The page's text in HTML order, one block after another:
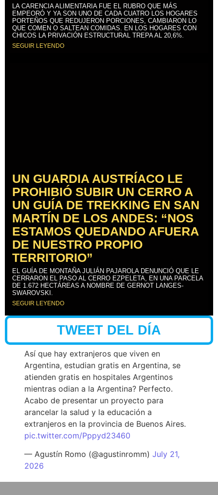
LA CARENCIA ALIMENTARIA FUE EL RUBRO QUE MÁS
EMPEORÓ Y YA SON UNO DE CADA CUATRO LOS HOGARES
PORTEÑOS QUE REDUJERON PORCIONES, CAMBIARON LO
QUE COMEN O SALTEAN COMIDAS. EN LOS HOGARES CON
CHICOS LA PRIVACIÓN ESTRUCTURAL TREPA AL 20,6%.
SEGUIR LEYENDO
UN GUARDIA AUSTRÍACO LE
PROHIBIÓ SUBIR UN CERRO A
UN GUÍA DE TREKKING EN SAN
MARTÍN DE LOS ANDES: “NOS
ESTAMOS QUEDANDO AFUERA
DE NUESTRO PROPIO
TERRITORIO”
EL GUÍA DE MONTAÑA JULIÁN PAJAROLA DENUNCIÓ QUE LE
CERRARON EL PASO AL CERRO EZPELETA, EN UNA PARCELA
DE 1.672 HECTÁREAS A NOMBRE DE GERNOT LANGES-
SWAROVSKI.
SEGUIR LEYENDO
TWEET DEL DÍA
Así que hay extranjeros que viven en
Argentina, estudian gratis en Argentina, se
atienden gratis en hospitales Argentinos
mientras odian a la Argentina? Perfecto.
Acabo de presentar un proyecto para
arancelar la salud y la educación a
extranjeros en la provincia de Buenos Aires.
pic.twitter.com/Pppyd23460
— Agustín Romo (@agustinromm) July 21,
2026